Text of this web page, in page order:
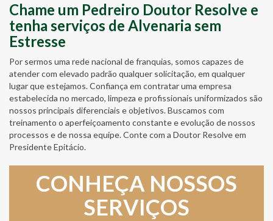
Chame um Pedreiro Doutor Resolve e
tenha serviços de Alvenaria sem
Estresse
Por sermos uma rede nacional de franquias, somos capazes de
atender com elevado padrão qualquer solicitação, em qualquer
lugar que estejamos. Confiança em contratar uma empresa
estabelecida no mercado, limpeza e profissionais uniformizados são
nossos principais diferenciais e objetivos. Buscamos com
treinamento o aperfeiçoamento constante e evolução de nossos
processos e de nossa equipe. Conte com a Doutor Resolve em
Presidente Epitácio.
CONHEÇA NOSSOS
SERVIÇOS